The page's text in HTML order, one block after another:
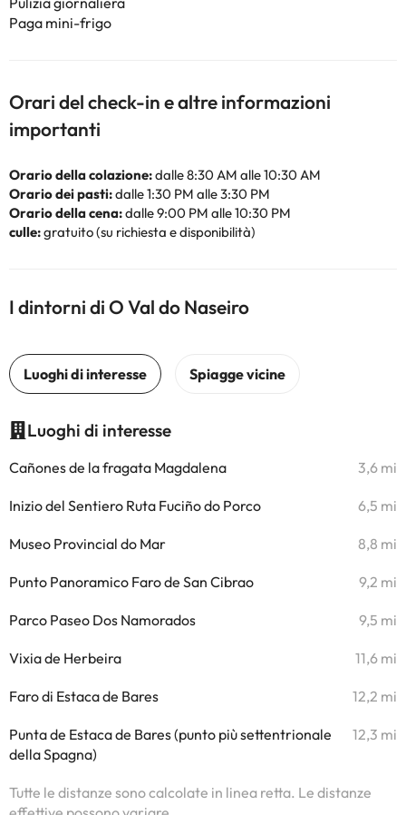
Paga mini-frigo
Orari del check-in e altre informazioni
importanti
Orario della colazione:dalle 8:30 AM alle 10:30 AM
Orario dei pasti:dalle 1:30 PM alle 3:30 PM
Orario della cena:dalle 9:00 PM alle 10:30 PM
culle:gratuito (su richiesta e disponibilità)
I dintorni di O Val do Naseiro
Luoghi di interesse
Cañones de la fragata Magdalena 3,6 mi
Inizio del Sentiero Ruta Fuciño do Porco 6,5 mi
Museo Provincial do Mar 8,8 mi
Punto Panoramico Faro de San Cibrao 9,2 mi
Parco Paseo Dos Namorados 9,5 mi
Vixia de Herbeira 11,6 mi
Faro di Estaca de Bares 12,2 mi
Punta de Estaca de Bares (punto più settentrionale
della Spagna)
12,3 mi
Tutte le distanze sono calcolate in linea retta. Le distanze